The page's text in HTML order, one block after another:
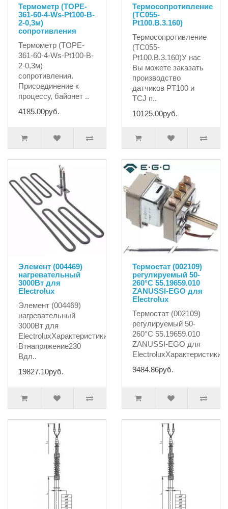
Термометр (TOPE-
361-60-4-Ws-Pt100-B-
2-0,3м)
сопротивления
Термометр (TOPE-
361-60-4-Ws-Pt100-B-
2-0,3м)
сопротивления.
Присоединение к
процессу, байонет ..
4185.00руб.
Термосопротивление
(ТС055-
Pt100.B.3.160)
Термосопротивление
(ТС055-
Pt100.B.3.160)У нас
Вы можете заказать
производство
датчиков PT100 и
TCJ п..
10125.00руб.
Элемент (004469)
нагревательный
3000Вт для
Electrolux
Элемент (004469)
нагревательный
3000Вт для
ElectroluxХарактеристики:мощность3000
Втнапряжение230
Вдл..
19827.10руб.
Термостат (002109)
регулируемый 50-
260°C 55.19659.010
ZANUSSI-EGO для
Electrolux
Термостат (002109)
регулируемый 50-
260°C 55.19659.010
ZANUSSI-EGO для
9484.86руб.